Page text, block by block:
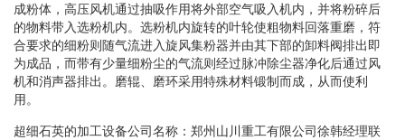
成粉体，高压风机通过抽吸作用将外部空气吸入机内，并将粉碎后
的物料带入选粉机内。选粉机内旋转的叶轮使粗物料回落重磨，符
合要求的细粉则随气流进入旋风集粉器并由其下部的卸料阀排出即
为成品，而带有少量细粉尘的气流则经过脉冲除尘器净化后通过风
机和消声器排出。磨辊、磨环采用特殊材料锻制而成，从而使利
用。
超细石英的加工设备公司名称：郑州山川重工有限公司徐韩经理联